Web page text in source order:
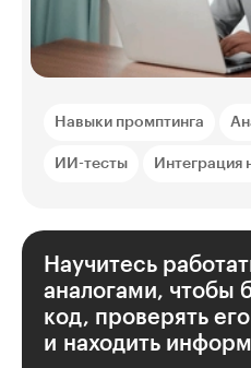
Навыки промптинга
ИИ-тесты Интеграция
Научитесь
аналогами, чтобы
код, проверять
и находить